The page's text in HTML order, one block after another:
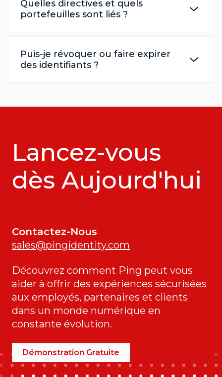
Quelles directives et quels
portefeuilles sont liés ?
Puis-je révoquer ou faire expirer
des identifiants ?
Lancez-vous
dès Aujourd'hui
Contactez-Nous
sales@pingidentity.com
Découvrez comment Ping peut vous
aider à offrir des expériences sécurisées
aux employés, partenaires et clients
dans un monde numérique en
constante évolution.
Démonstration Gratuite